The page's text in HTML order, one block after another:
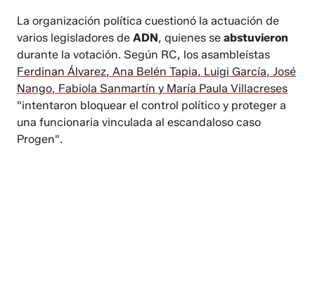
La organización política cuestionó la actuación de
varios legisladores deADN, quienes seabstuvieron
durante la votación. Según RC, los asambleístas
Ferdinan Álvarez, Ana Belén Tapia, Luigi García, José
Nango, Fabiola Sanmartín y María Paula Villacreses
"intentaron bloquear el control político y proteger a
una funcionaria vinculada al escandaloso caso
Progen".